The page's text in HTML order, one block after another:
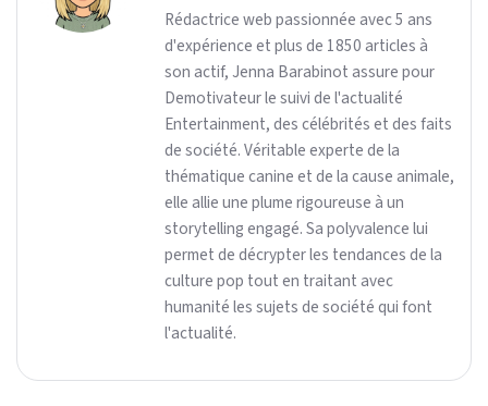
Rédactrice web passionnée avec 5 ans
d'expérience et plus de 1850 articles à
son actif, Jenna Barabinot assure pour
Demotivateur le suivi de l'actualité
Entertainment, des célébrités et des faits
de société. Véritable experte de la
thématique canine et de la cause animale,
elle allie une plume rigoureuse à un
storytelling engagé. Sa polyvalence lui
permet de décrypter les tendances de la
culture pop tout en traitant avec
humanité les sujets de société qui font
l'actualité.